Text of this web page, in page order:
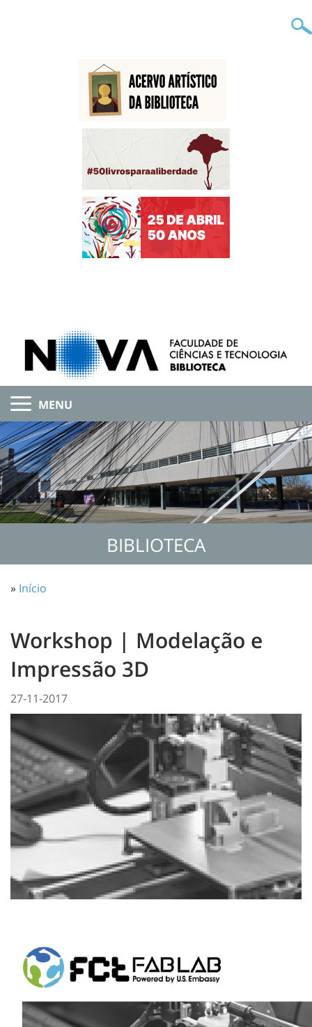
MENU
BIBLIOTECA
» Início
Workshop | Modelação e
Impressão 3D
27-11-2017